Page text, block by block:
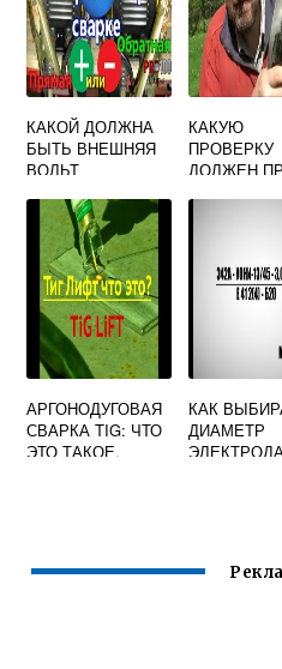
20 ММ
КАКОЙ ДОЛЖНА
БЫТЬ ВНЕШНЯЯ
ВОЛЬТ
ХАРАКТЕРИСТИК
А ИСТОЧНИКА
ПИТАНИЯ ПРИ
РУЧНОЙ ДУГОВОЙ
СВАРКЕ
КАКУЮ
ПРОВЕРКУ
ДОЛЖЕН
ДОПУСКОМ
АРГОНОДУГОВАЯ
СВАРКА TIG: ЧТО
ЭТО ТАКОЕ,
КАК
ДИАМЕТР